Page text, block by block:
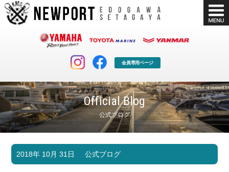
会員専用ページ
Official Blog
公式ブログ
マリンクラブ
マリンライフを堪能したい！
ボート販売
2018年 10月 31日 公式ブログ